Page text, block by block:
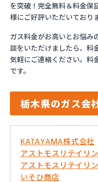
を突破！完全無料＆料金保
様にご好評いただいておりま
ガス料金がお高いとお悩み
談をいただけましたら、料
気軽にご連絡ください。料
です。
栃木県のガス会
KATAYAMA株式会社
アストモスリテイリ
アストモスリテイリ
いそひ商店